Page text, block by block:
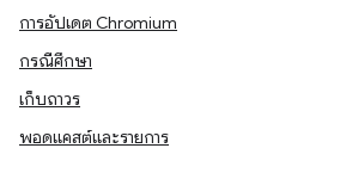
การอัปเดต Chromium
กรณีศึกษา
เก็บถาวร
พอดแคสต์และรายการ